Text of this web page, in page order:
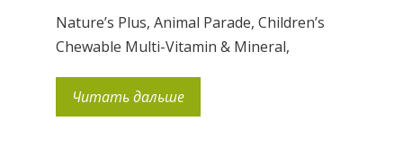
Nature’s Plus, Animal Parade, Children’s
Chewable Multi-Vitamin & Mineral,
прекрасный тщательно
сбалансированный комплекс витаминов
Читать дальше